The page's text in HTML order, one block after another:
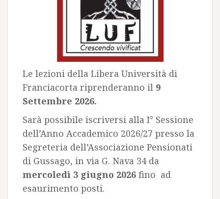
Le lezioni della Libera Università di
Franciacorta riprenderanno il 9
Settembre 2026.
Sarà possibile iscriversi alla I° Sessione
dell’Anno Accademico 2026/27 presso la
Segreteria dell’Associazione Pensionati
di Gussago, in via G. Nava 34 da
mercoledì 3 giugno 2026 fino ad
esaurimento posti.